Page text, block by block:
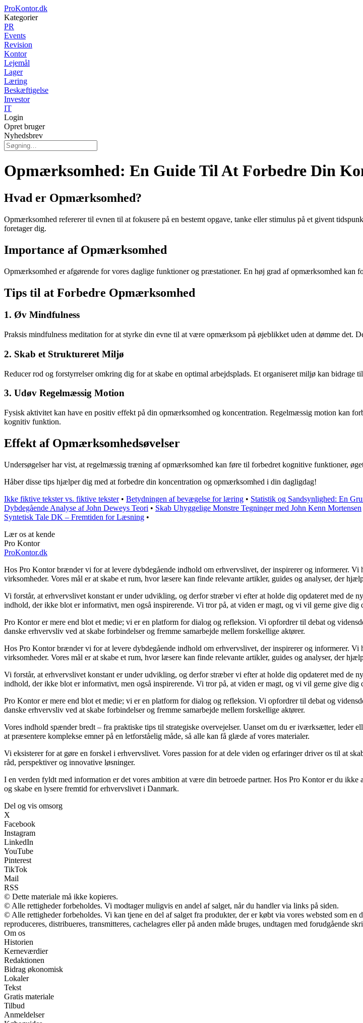
ProKontor.dk
Kategorier
PR
Events
Revision
Kontor
Lejemål
Lager
Læring
Beskæftigelse
Investor
IT
Login
Opret bruger
Nyhedsbrev
Opmærksomhed: En Guide Til At Forbedre Din
Hvad er Opmærksomhed?
Opmærksomhed refererer til evnen til at fokusere på en bestemt opgave, tanke eller stimulus på et givent
foretager dig.
Importance af Opmærksomhed
Opmærksomhed er afgørende for vores daglige funktioner og præstationer. En høj grad af opmærksomhed
Tips til at Forbedre Opmærksomhed
1. Øv Mindfulness
Praksis mindfulness meditation for at styrke din evne til at være opmærksom på øjeblikket uden at dømme det.
2. Skab et Struktureret Miljø
Reducer rod og forstyrrelser omkring dig for at skabe en optimal arbejdsplads. Et organiseret miljø kan bidrage
3. Udøv Regelmæssig Motion
Fysisk aktivitet kan have en positiv effekt på din opmærksomhed og koncentration. Regelmæssig motion kan
kognitiv funktion.
Effekt af Opmærksomhedsøvelser
Undersøgelser har vist, at regelmæssig træning af opmærksomhed kan føre til forbedret kognitive funktioner,
Håber disse tips hjælper dig med at forbedre din koncentration og opmærksomhed i din dagligdag!
Ikke fiktive tekster vs. fiktive tekster• Betydningen af bevægelse for læring • Statistik og Sandsynlighed: En
Dybdegående Analyse af John Deweys Teori • Skab Uhyggelige Monstre Tegninger med John Kenn Mortensen
Syntetisk Tale DK – Fremtiden for Læsning •
Lær os at kende
Pro Kontor
ProKontor.dk
Hos Pro Kontor brænder vi for at levere dybdegående indhold om erhvervslivet, der inspirerer og informerer.
virksomheder. Vores mål er at skabe et rum, hvor læsere kan finde relevante artikler, guides og analyser, der
Vi forstår, at erhvervslivet konstant er under udvikling, og derfor stræber vi efter at holde dig opdateret med de
indhold, der ikke blot er informativt, men også inspirerende. Vi tror på, at viden er magt, og vi vil gerne give
Pro Kontor er mere end blot et medie; vi er en platform for dialog og refleksion. Vi opfordrer til debat og
danske erhvervsliv ved at skabe forbindelser og fremme samarbejde mellem forskellige aktører.
Hos Pro Kontor brænder vi for at levere dybdegående indhold om erhvervslivet, der inspirerer og informerer.
virksomheder. Vores mål er at skabe et rum, hvor læsere kan finde relevante artikler, guides og analyser, der
Vi forstår, at erhvervslivet konstant er under udvikling, og derfor stræber vi efter at holde dig opdateret med de
indhold, der ikke blot er informativt, men også inspirerende. Vi tror på, at viden er magt, og vi vil gerne give
Pro Kontor er mere end blot et medie; vi er en platform for dialog og refleksion. Vi opfordrer til debat og
danske erhvervsliv ved at skabe forbindelser og fremme samarbejde mellem forskellige aktører.
Vores indhold spænder bredt – fra praktiske tips til strategiske overvejelser. Uanset om du er iværksætter, leder
at præsentere komplekse emner på en letforståelig måde, så alle kan få glæde af vores materialer.
Vi eksisterer for at gøre en forskel i erhvervslivet. Vores passion for at dele viden og erfaringer driver os til at
råd, perspektiver og innovative løsninger.
I en verden fyldt med information er det vores ambition at være din betroede partner. Hos Pro Kontor er du
og skabe en lysere fremtid for erhvervslivet i Danmark.
Del og vis omsorg
X
Facebook
Instagram
LinkedIn
YouTube
Pinterest
TikTok
Mail
RSS
© Dette materiale må ikke kopieres.
© Alle rettigheder forbeholdes. Vi modtager muligvis en andel af salget, når du handler via links på siden.
© Alle rettigheder forbeholdes. Vi kan tjene en del af salget fra produkter, der er købt via vores websted som
reproduceres, distribueres, transmitteres, cachelagres eller på anden måde bruges, undtagen med forudgående
Om os
Historien
Kerneværdier
Redaktionen
Bidrag økonomisk
Lokaler
Tekst
Gratis materiale
Tilbud
Anmeldelser